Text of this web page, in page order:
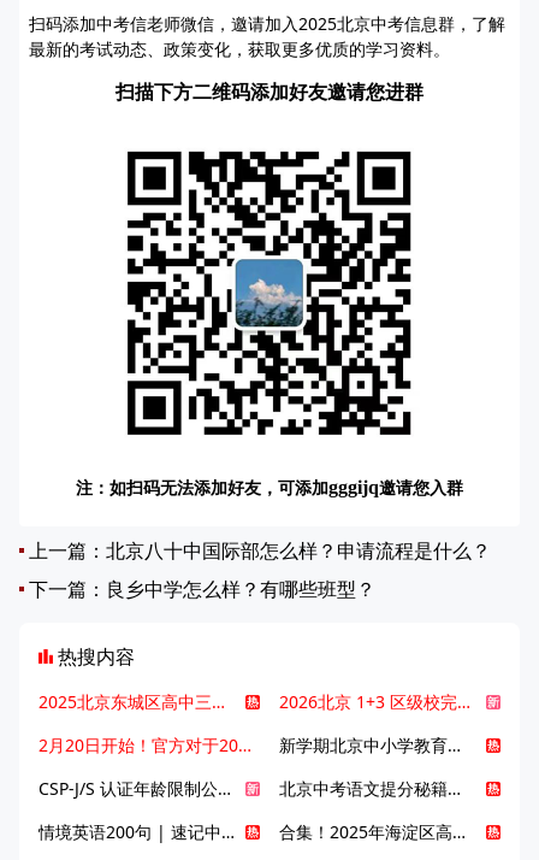
扫码添加中考信老师微信，邀请加入2025北京中考信息群，了解
最新的考试动态、政策变化，获取更多优质的学习资料。
扫描下方二维码添加好友邀请您进群
注：如扫码无法添加好友，可添加gggijq邀请您入群
上一篇： 北京八十中国际部怎么样？申请流程是什么？
下一篇： 良乡中学怎么样？有哪些班型？
热搜内容
2025北京东城区高中三大梯队高中有哪些？录取分数线是多少？
2026北京 1+3 区级校完整名单发布，13549 个名额该如何规划报考？
2月20日开始！官方对于2025年北京市中招体检问题解答！
新学期北京中小学教育八大变化全解析：学位、政策、教学等方面迎新变革
CSP-J/S 认证年龄限制公告发布，新规即日起实施！
北京中考语文提分秘籍！攻克 5000 易混易错字
情境英语200句 | 速记中考英语1600词
合集！2025年海淀区高中校情介绍